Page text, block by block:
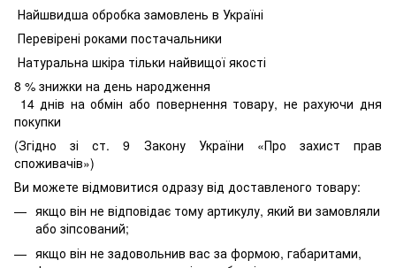
Найшвидша обробка замовлень в Україні
Перевірені роками постачальники
Натуральна шкіра тільки найвищої якості
8 % знижки на день народження
14 днів на обмін або повернення товару, не рахуючи дня
покупки
(Згідно зі ст. 9 Закону України «Про захист прав
споживачів»)
Ви можете відмовитися одразу від доставленого товару:
якщо він не відповідає тому артикулу, який ви замовляли
або зіпсований;
якщо він не задовольнив вас за формою, габаритами,